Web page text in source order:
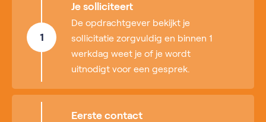
1
Je solliciteert
De opdrachtgever bekijkt je
sollicitatie zorgvuldig en binnen 1
werkdag weet je of je wordt
uitnodigt voor een gesprek.
Eerste contact